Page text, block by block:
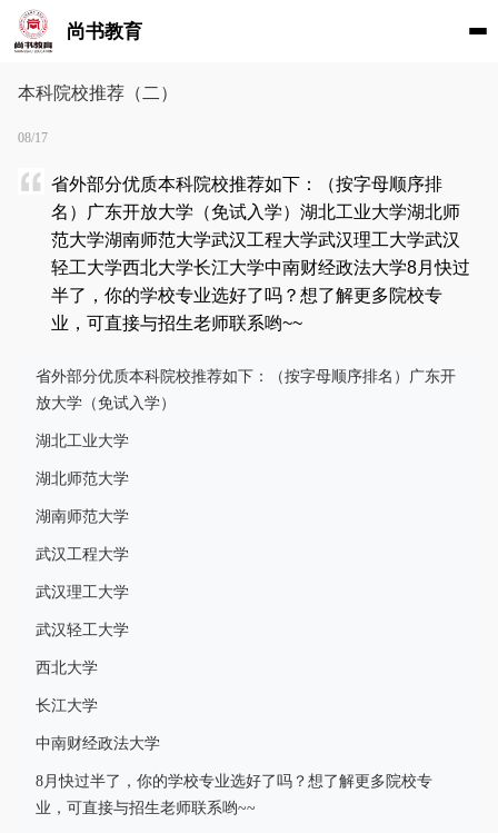
尚书教育
本科院校推荐（二）
08/17
省外部分优质本科院校推荐如下：（按字母顺序排
名）广东开放大学（免试入学）湖北工业大学湖北师
范大学湖南师范大学武汉工程大学武汉理工大学武汉
轻工大学西北大学长江大学中南财经政法大学8月快过
半了，你的学校专业选好了吗？想了解更多院校专
业，可直接与招生老师联系哟~~
省外部分优质本科院校推荐如下：（按字母顺序排名）广东开
放大学（免试入学）
湖北工业大学
湖北师范大学
湖南师范大学
武汉工程大学
武汉理工大学
武汉轻工大学
西北大学
长江大学
中南财经政法大学
8月快过半了，你的学校专业选好了吗？想了解更多院校专
业，可直接与招生老师联系哟~~